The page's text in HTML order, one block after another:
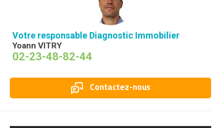
Votre responsable Diagnostic Immobilier
Yoann VITRY
02-23-48-82-44
Contactez-nous